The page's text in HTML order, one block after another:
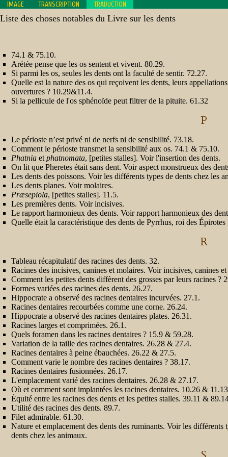
choses
notables
du
Livre
sur
les
dents.
Livre
sur
dents.
B
[1].
Liste
des
choses
notables
Livre
sur
[2].
Liste
des
choses
notables
du
Livre
sur
les
dents.
D
[3]
[4]
[5]
[6]
[7]
[8]
[8].
Liste
des
choses
notables
du
Livre
sur
les
dents.
IMAGE TRANSCRIPTION TRADUCTION
Liste des choses notables du Livre sur les dents
74.1 & 75.10.
Arétée pense que les os sentent et vivent. 80.29.
Si parmi les os, seules les dents ont la faculté de sentir. 72.27.
Quelle est la nature des os qui reçoivent les dents, leurs
ouvertures ? 10.29&11.4.
Si la pellicule de l'os sphénoïde peut filtrer de la pituite. 61.32
P
Le périoste n’est privé ni de nerfs ni de sensibilité. 73.18.
Comment le périoste transmet la sensibilité aux os. 74.1 & 75.10.
Phatnia et phatnomata, [petites stalles]. Voir l'insertion des dents.
On lit que Pheretes était sans dent. Voir aspect monstrueux des
Les dents des poissons. Voir les différents types de dents chez les
Les dents planes. Voir molaires.
Præsepiola, [petites stalles]. 11.5.
Les premières dents. Voir incisives.
Le rapport harmonieux des dents. Voir rapport harmonieux des
Quelle était la caractéristique des dents de Pyrrhus, roi des Épirotes
R
Tableau récapitulatif des racines des dents. 32.
Racines des incisives, canines et molaires. Voir incisives, canines
Comment les petites dents diffèrent des grosses par leurs racines ?
Formes variées des racines des dents. 26.27.
Hippocrate a observé des racines dentaires incurvées. 27.1.
Racines dentaires recourbées comme une corne. 26.24.
Hippocrate a observé des racines dentaires plates. 26.31.
Racines larges et comprimées. 26.1.
Quels foramen dans les racines dentaires ? 15.9 & 59.28.
Variation de la taille des racines dentaires. 26.28 & 27.4.
Racines dentaires à peine ébauchées. 26.22 & 27.5.
Comment varie le nombre des racines dentaires ? 38.17.
Racines dentaires fusionnées. 26.17.
L'emplacement varié des racines dentaires. 26.28 & 27.17.
Où et comment sont implantées les racines dentaires. 10.26 &
Équité entre les racines des dents et les petites stalles. 39.11 &
Utilité des racines des dents. 89.7.
Filet admirable. 61.30.
Nature et emplacement des dents des ruminants. Voir les différents
dents chez les animaux.